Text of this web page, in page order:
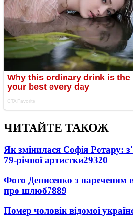
ЧИТАЙТЕ ТАКОЖ
Як змінилася Софія Ротару:
79-річної артистки29320
Фото Денисенко з нареченим
про шлюб7889
Помер чоловік відомої